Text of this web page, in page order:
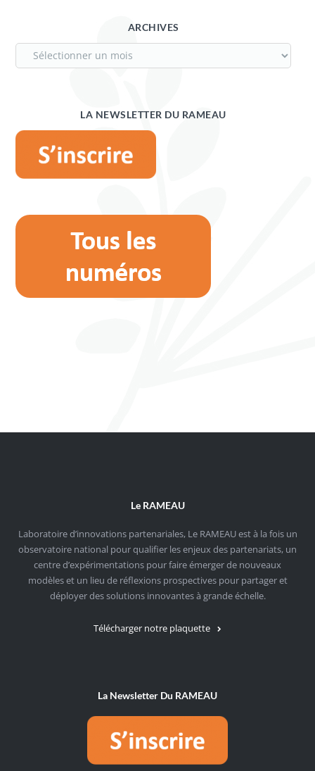
ARCHIVES
LA NEWSLETTER DU RAMEAU
Le RAMEAU
Laboratoire d’innovations partenariales, Le RAMEAU est à la fois un
observatoire national pour qualifier les enjeux des partenariats, un
centre d’expérimentations pour faire émerger de nouveaux
modèles et un lieu de réflexions prospectives pour partager et
déployer des solutions innovantes à grande échelle.
Télécharger notre plaquette
La Newsletter Du RAMEAU